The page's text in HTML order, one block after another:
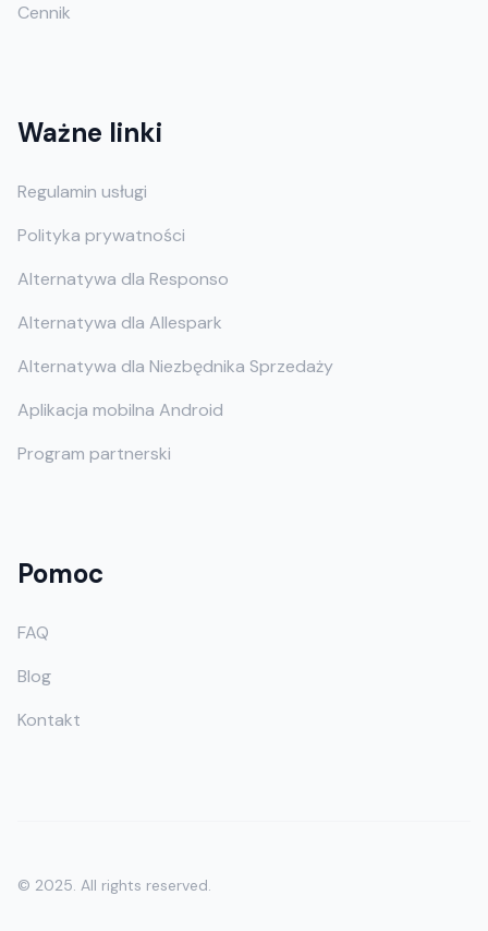
Cennik
Ważne linki
Regulamin usługi
Polityka prywatności
Alternatywa dla Responso
Alternatywa dla Allespark
Alternatywa dla Niezbędnika Sprzedaży
Aplikacja mobilna Android
Program partnerski
Pomoc
FAQ
Blog
Kontakt
© 2025. All rights reserved.